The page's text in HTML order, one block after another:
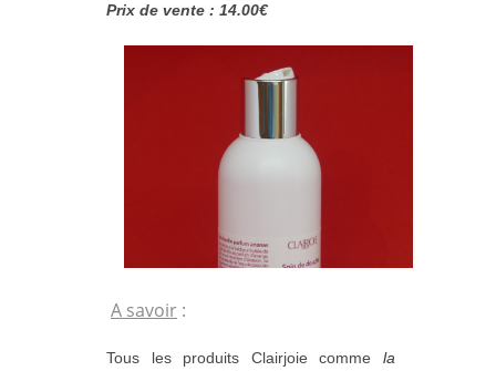
Prix de vente : 14.00€
A savoir :
Tous les produits Clairjoie comme la